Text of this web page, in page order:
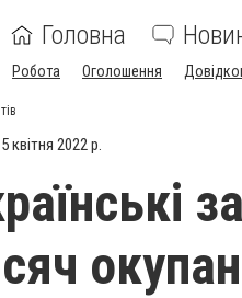
Головна
Робота Оголошення
квітня 2022 р.